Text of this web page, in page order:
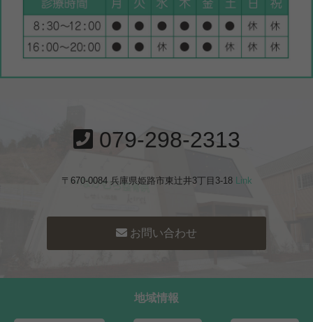
079-298-2313
〒670-0084 兵庫県姫路市東辻井3丁目3-18 Link
お問い合わせ
地域情報